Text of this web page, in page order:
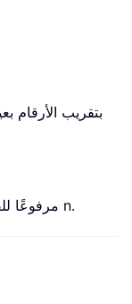
تُرجع دالة EXP قيمة العدد الثابت e مرفوعًا للقوة n.